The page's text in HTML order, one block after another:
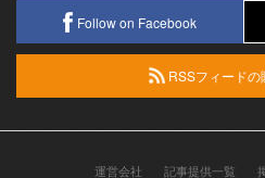
Follow on Facebook
RSSフィードの
運営会社 記事提供一覧